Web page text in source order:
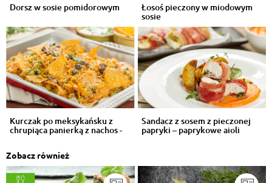
Dorsz w sosie pomidorowym Łosoś pieczony w miodowym
sosie
Kurczak po meksykańsku z
chrupiąca panierką z nachos -
Sandacz z sosem z pieczonej
papryki – paprykowe aioli
Zobacz również